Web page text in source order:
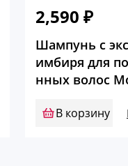
2,590₽
Шампунь с
имбиря для
нных волос
В корзину